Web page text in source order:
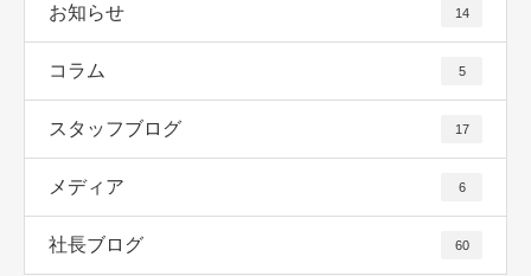
お知らせ 14
コラム 5
スタッフブログ 17
メディア 6
社長ブログ 60